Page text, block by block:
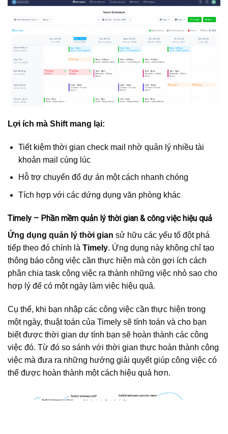
Lợi ích mà Shift mang lại:
Tiết kiệm thời gian check mail nhờ quản lý nhiều tài
khoản mail cùng lúc
Hỗ trợ chuyển đổ dự án một cách nhanh chóng
Tích hợp với các dứng dụng văn phòng khác
Timely – Phần mềm quản lý thời gian & công việc hiệu quả
Ứng dụng quản lý thời gian sử hữu các yếu tố đột phá
tiếp theo đó chính là Timely. Ứng dụng này không chỉ tạo
thông báo công việc cần thực hiện mà còn gợi ích cách
phân chia task công việc ra thành những việc nhỏ sao cho
hợp lý để có một ngày làm việc hiệu quả.
Cụ thể, khi bạn nhập các công việc cần thực hiện trong
một ngày, thuật toán của Timely sẽ tính toán và cho bạn
biết được thời gian dự tính bạn sẽ hoàn thành các công
việc đó. Từ đó so sánh với thời gian thực hoàn thành công
việc mà đưa ra những hướng giải quyết giúp công việc có
thể được hoàn thành một cách hiệu quả hơn.